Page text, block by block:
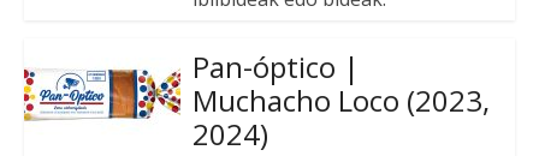
Pan-óptico |
Muchacho Loco (2023,
2024)